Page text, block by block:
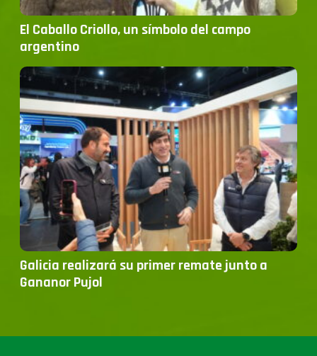
El Caballo Criollo, un símbolo del campo
argentino
Galicia realizará su primer remate junto a
Gananor Pujol